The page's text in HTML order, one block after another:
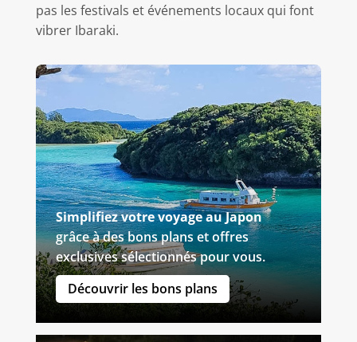
pas les festivals et événements locaux qui font
vibrer Ibaraki.
Simplifiez votre voyage au Japon
grâce à des bons plans et offres
exclusives sélectionnés pour vous.
Découvrir les bons plans